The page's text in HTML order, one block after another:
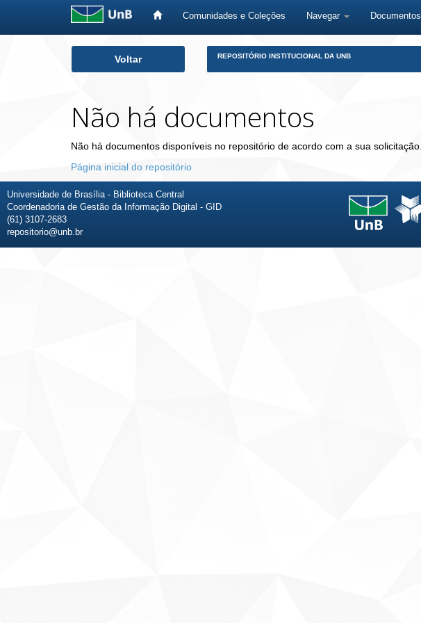
Comunidades e Coleções Navegar Documentos
Voltar REPOSITÓRIO INSTITUCIONAL DA UNB
Não há documentos
Não há documentos disponíveis no repositório de acordo com a sua solicitação.
Página inicial do repositório
Universidade de Brasília - Biblioteca Central
Coordenadoria de Gestão da Informação Digital - GID
(61) 3107-2683
repositorio@unb.br